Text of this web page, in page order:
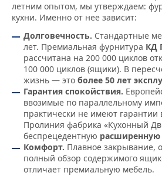
летним опытом, мы утверждаем:
кухни. Именно от нее зависит:
Долговечность. Стандартные
лет. Премиальная фурнитура КД
рассчитана на 200 000 циклов
100 000 циклов (ящики). В
жизнь — это более 50 лет
Гарантия спокойствия.
ввозимые по параллельному
практически не имеют
Пролиния фабрика «Кухонный
беспрецедентную расширенную
Комфорт. Плавное закрывание,
полный обзор содержимого
отличает премиальную мебель.